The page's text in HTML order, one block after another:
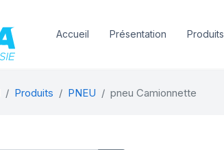
Accueil Présentation Produits
Produits PNEU pneu Camionnette